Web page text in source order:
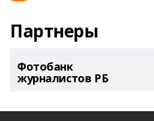
Партнеры
Фотобанк
журналистов РБ